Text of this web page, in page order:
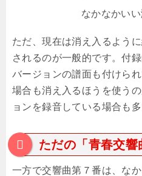
なかなかいい
ただ、現在は消え入るよう
されるのが一般的です。付
バージョンの譜面も付けら
場合も消え入るほうを使う
ョンを録音している場合も多
ただの「青春交響
一方で交響曲第７番は、な